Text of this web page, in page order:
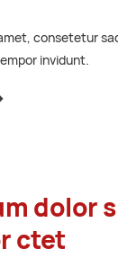
consetetur
invidunt.
dolor
ctet